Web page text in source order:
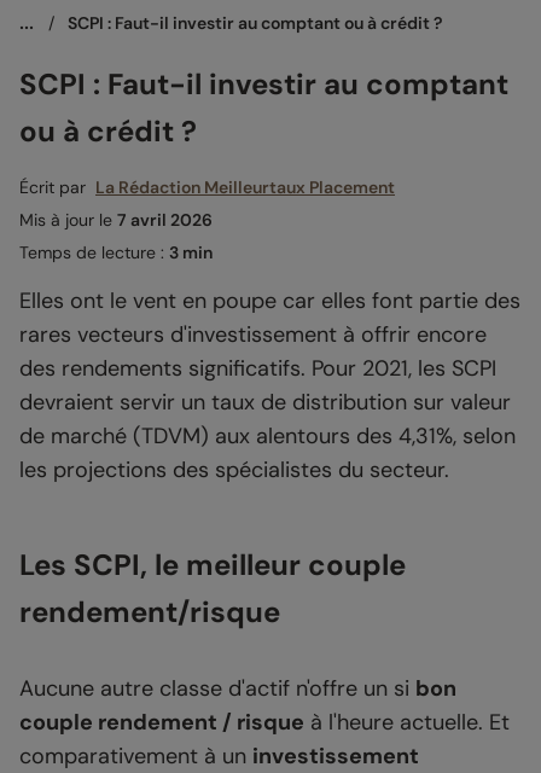
... / SCPI : Faut-il investir au comptant ou à crédit ?
SCPI : Faut-il investir au comptant
ou à crédit ?
Écrit par La Rédaction Meilleurtaux Placement
Mis à jour le 7 avril 2026
Temps de lecture : 3 min
Elles ont le vent en poupe car elles font partie des
rares vecteurs d'investissement à offrir encore
des rendements significatifs. Pour 2021, les SCPI
devraient servir un taux de distribution sur valeur
de marché (TDVM) aux alentours des 4,31%, selon
les projections des spécialistes du secteur.
Les SCPI, le meilleur couple
rendement/risque
Aucune autre classe d'actif n'offre un si bon
couple rendement / risque à l'heure actuelle. Et
comparativement à un investissement